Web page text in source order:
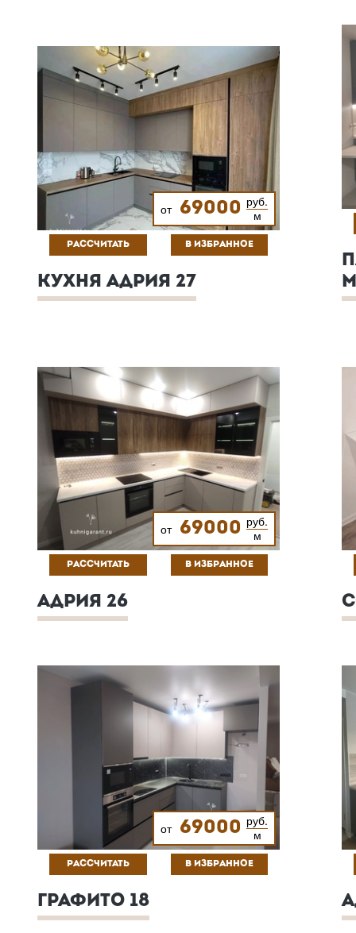
от 69000 руб.
м
РАССЧИТАТЬ В ИЗБРАННОЕ
КУХНЯ АДРИЯ 27
от 69000 руб.
м
РАССЧИТАТЬ В ИЗБРАННОЕ
АДРИЯ 26
от 69000 руб.
м
РАССЧИТАТЬ В ИЗБРАННОЕ
ГРАФИТО 18